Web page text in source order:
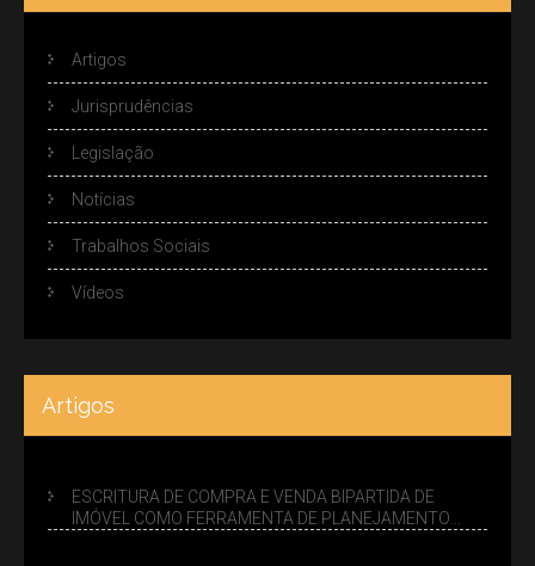
Artigos
Jurisprudências
Legislação
Notícias
Trabalhos Sociais
Vídeos
Artigos
ESCRITURA DE COMPRA E VENDA BIPARTIDA DE
IMÓVEL COMO FERRAMENTA DE PLANEJAMENTO